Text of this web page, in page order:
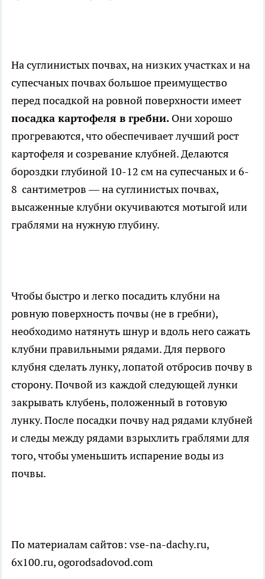
На суглинистых почвах, на низких участках и на
супесчаных почвах большое преимущество
перед посадкой на ровной поверхности имеет
посадка картофеля в гребни. Они хорошо
прогреваются, что обеспечивает лучший рост
картофеля и созревание клубней. Делаются
бороздки глубиной 10-12 см на супесчаных и 6-
8 сантиметров — на суглинистых почвах,
высаженные клубни окучиваются мотыгой или
граблями на нужную глубину.
Чтобы быстро и легко посадить клубни на
ровную поверхность почвы (не в гребни),
необходимо натянуть шнур и вдоль него сажать
клубни правильными рядами. Для первого
клубня сделать лунку, лопатой отбросив почву в
сторону. Почвой из каждой следующей лунки
закрывать клубень, положенный в готовую
лунку. После посадки почву над рядами клубней
и следы между рядами взрыхлить граблями для
того, чтобы уменьшить испарение воды из
почвы.
По материалам сайтов: vse-na-dachy.ru,
6x100.ru, ogorodsadovod.com